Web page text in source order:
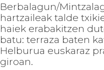
Berbalagun/
hartzaileak talde
haiek erabakitzen
batu: terraza baten
Helburua euskaraz
giroan.